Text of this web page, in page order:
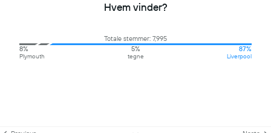
Hvem vinder?
Totale stemmer: 7,995
8%
Plymouth
5%
tegne
87%
Liverpool